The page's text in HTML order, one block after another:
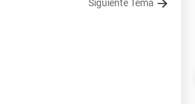
Siguiente Tema